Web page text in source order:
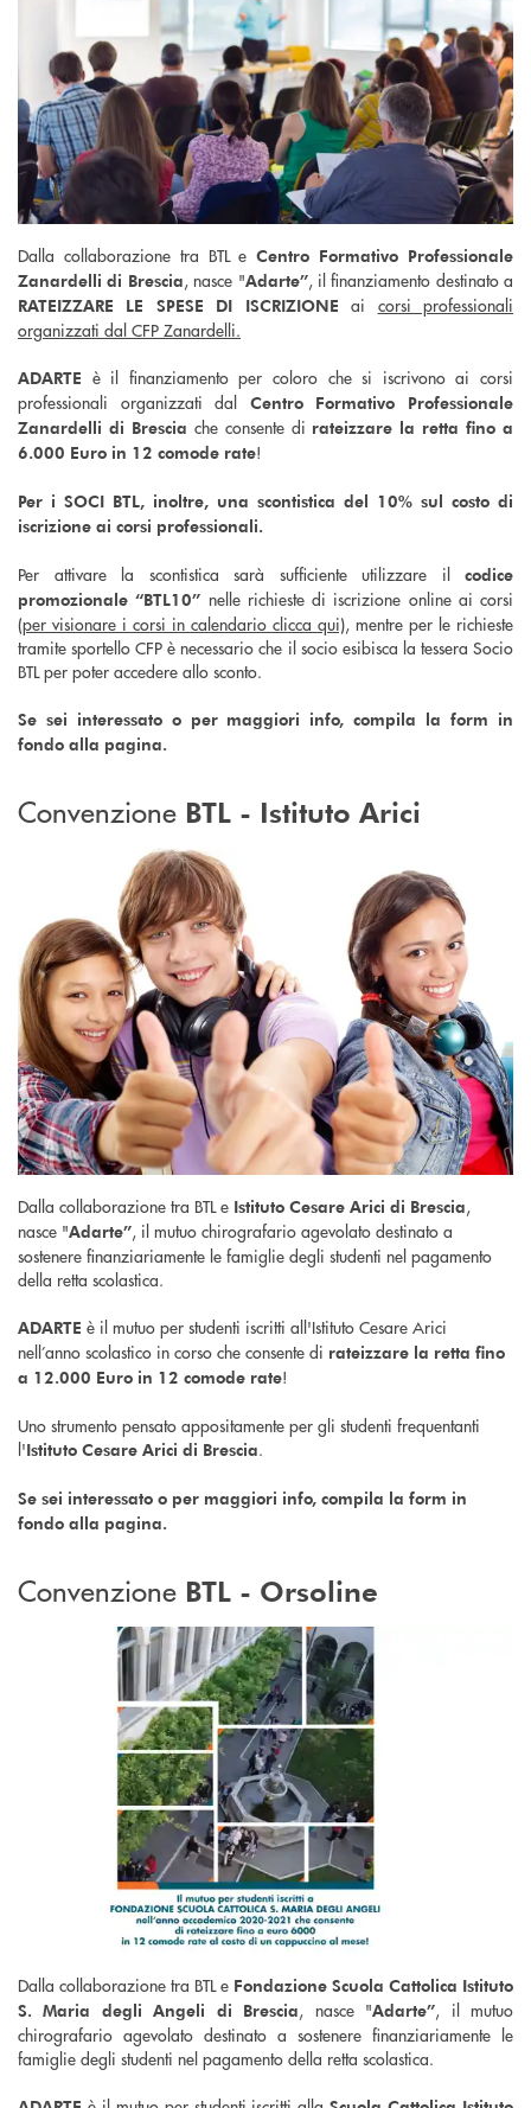
Dalla collaborazione tra BTL eCentro Formativo Professionale
Zanardelli di Brescia, nasce "Adarte”, il finanziamento destinato a
RATEIZZARE LE SPESE DI ISCRIZIONE ai corsi professionali
organizzati dal CFP Zanardelli.
ADARTE è il finanziamento per coloro che si iscrivono ai corsi
professionali organizzati dal Centro Formativo Professionale
Zanardelli di Brescia che consente di rateizzare la retta fino a
6.000 Euro in 12 comode rate!
Per i SOCI BTL, inoltre, una scontistica del 10% sul costo di
iscrizione ai corsi professionali.
Per attivare la scontistica sarà sufficiente utilizzare il codice
promozionale “BTL10” nelle richieste di iscrizione online ai corsi
(per visionare i corsi in calendario clicca qui), mentre per le richieste
tramite sportello CFP è necessario che il socio esibisca la tessera Socio
BTL per poter accedere allo sconto.
Se sei interessato o per maggiori info, compila la form in
fondo alla pagina.
Convenzione BTL - Istituto Arici
Dalla collaborazione tra BTL e Istituto Cesare Arici di Brescia,
nasce "Adarte”, il mutuo chirografario agevolato destinato a
sostenere finanziariamente le famiglie degli studenti nel pagamento
della retta scolastica.
ADARTE è il mutuo per studenti iscritti all'Istituto Cesare Arici
nell’anno scolastico in corso che consente di rateizzare la retta fino
a 12.000 Euro in 12 comode rate!
Uno strumento pensato appositamente per gli studenti frequentanti
l'Istituto Cesare Arici di Brescia.
Se sei interessato o per maggiori info, compila la form in
fondo alla pagina.
Convenzione BTL - Orsoline
Dalla collaborazione tra BTL e Fondazione Scuola Cattolica Istituto
S. Maria degli Angeli di Brescia, nasce "Adarte”, il mutuo
chirografario agevolato destinato a sostenere finanziariamente le
famiglie degli studenti nel pagamento della retta scolastica.